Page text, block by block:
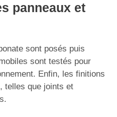
panneaux et
sont posés puis
sont testés pour
Enfin, les finitions
telles que joints et